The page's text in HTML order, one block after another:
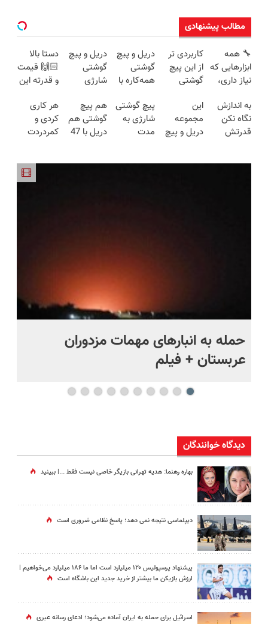
مطالب پیشنهادی
🔧 همه
ابزارهایی که
نیاز داری،
جمع شده!
تخفیف به
مدت
کاربردی تر
از این پیچ
گوشتی
تیکه
کاربردی با
ضمانت
دریل و پیچ
گوشتی
همه‌کاره با
هوشمند ⚙️
(نصف
قیمت بازار
دریل و پیچ
گوشتی
شارژی
کنترل
سرعت ⚡
(همراه با
دستا بالا
🙌🏻 قیمت
و قدرته این
میده🔥
به اندازش
نگاه نکن
قدرتش
این
مجموعه
دریل و پیچ
پیچ گوشتی
شارژی به
مدت
هم پیچ
گوشتی هم
دریل با 47
هر کاری
کردی و
کمردردت
پرسشنامه و
دریافت راه
حمله به انبارهای مهمات مزدوران
عربستان + فیلم
دیدگاه خوانندگان
بهاره رهنما: هدیه تهرانی بازیگر خاصی نیست فقط ...|‌ ببینید
دیپلماسی نتیجه‌ نمی دهد؛ پاسخ نظامی ضروری است
پیشنهاد پرسپولیس ۱۲۰ میلیارد است اما ما ۱۸۶ میلیارد می‌خواهیم |
ارزش بازیکن ما بیشتر از خرید جدید این باشگاه است
اسرائیل برای حمله به ایران آماده می‌شود؛ ادعای رسانه عبری